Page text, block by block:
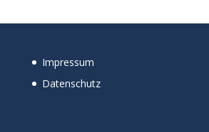
Impressum
Datenschutz